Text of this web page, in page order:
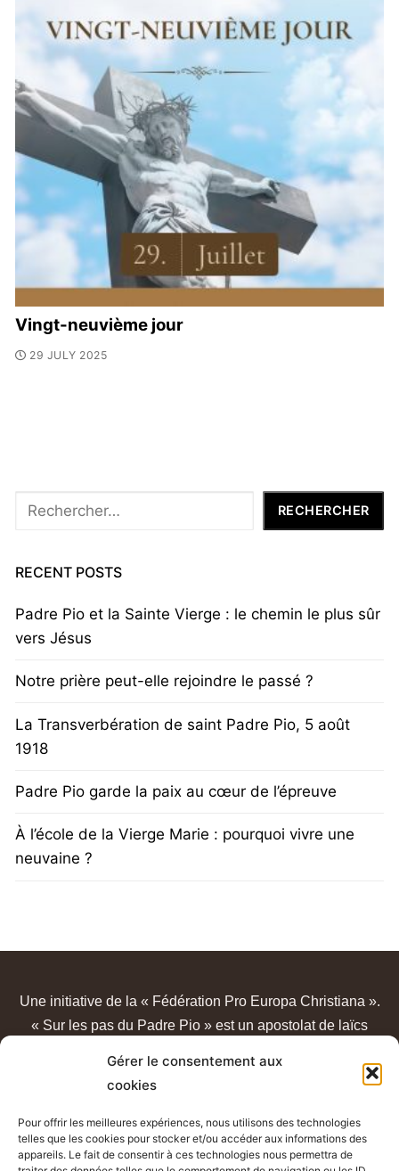
Gérer le consentement aux
cookies
Pour offrir les meilleures expériences, nous utilisons des technologies
telles que les cookies pour stocker et/ou accéder aux informations des
appareils. Le fait de consentir à ces technologies nous permettra de
Vingt-neuvième jour
29 JULY 2025
Rechercher RECHERCHER
RECENT POSTS
Padre Pio et la Sainte Vierge : le chemin le plus sûr
vers Jésus
Notre prière peut-elle rejoindre le passé ?
La Transverbération de saint Padre Pio, 5 août
1918
Padre Pio garde la paix au cœur de l’épreuve
À l’école de la Vierge Marie : pourquoi vivre une
neuvaine ?
Une initiative de la « Fédération Pro Europa Christiana ».
« Sur les pas du Padre Pio » est un apostolat de laïcs